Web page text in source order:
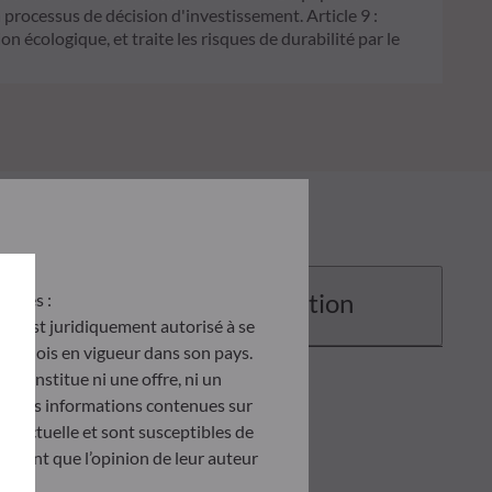
de décision d'investissement. Article 9 :
écologique, et traite les risques de durabilité par le
Documentation
:
est juridiquement autorisé à se
lois en vigueur dans son pays.
constitue ni une offre, ni un
Les informations contenues sur
et sont susceptibles de
que l’opinion de leur auteur